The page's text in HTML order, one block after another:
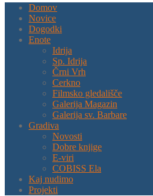
Domov
Novice
Dogodki
Enote
Idrija
Sp. Idrija
Črni Vrh
Cerkno
Filmsko gledališče
Galerija Magazin
Galerija sv. Barbare
Gradiva
Novosti
Dobre knjige
E-viri
COBISS Ela
Kaj nudimo
Projekti